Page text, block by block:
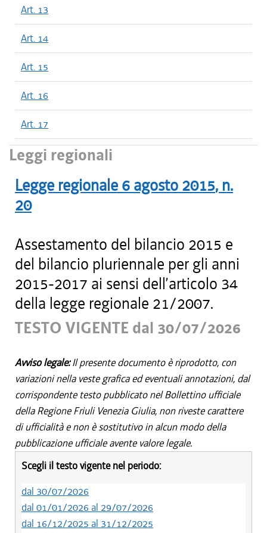
Art. 13
Art. 14
Art. 15
Art. 16
Art. 17
Leggi regionali
Legge regionale 6 agosto 2015, n.
20
Assestamento del bilancio 2015 e
del bilancio pluriennale per gli anni
2015-2017 ai sensi dell’articolo 34
della legge regionale 21/2007.
TESTO VIGENTE dal 30/07/2026
Avviso legale:Il presente documento è riprodotto, con
variazioni nella veste grafica ed eventuali annotazioni, dal
corrispondente testo pubblicato nel Bollettino ufficiale
della Regione Friuli Venezia Giulia, non riveste carattere
di ufficialità e non è sostitutivo in alcun modo della
pubblicazione ufficiale avente valore legale.
Scegli il testo vigente nel periodo:
dal 30/07/2026
dal 01/01/2026 al 29/07/2026
dal 16/12/2025 al 31/12/2025